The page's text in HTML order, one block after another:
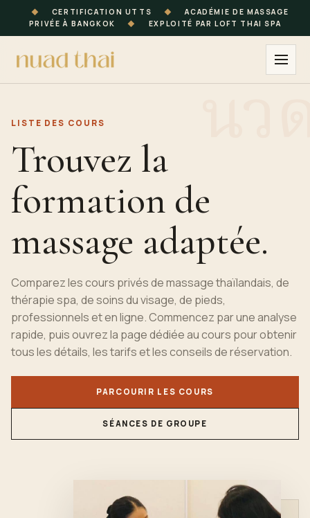
◆ CERTIFICATION UTTS ◆
ACADÉMIE DE MASSAGE
PRIVÉE À BANGKOK
◆ EXPLOITÉ PAR LOFT THAI SPA
LISTE DES COURS
Trouvez la
formation de
massage adaptée.
Comparez les cours privés de massage thaïlandais, de
thérapie spa, de soins du visage, de pieds,
professionnels et en ligne. Commencez par une analyse
rapide, puis ouvrez la page dédiée au cours pour obtenir
tous les détails, les tarifs et les conseils de réservation.
PARCOURIR LES COURS
SÉANCES DE GROUPE